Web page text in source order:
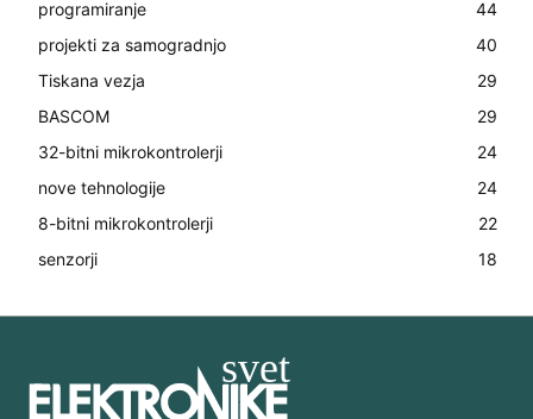
programiranje
44
projekti za samogradnjo
40
Tiskana vezja
29
BASCOM
29
32-bitni mikrokontrolerji
24
nove tehnologije
24
8-bitni mikrokontrolerji
22
senzorji
18